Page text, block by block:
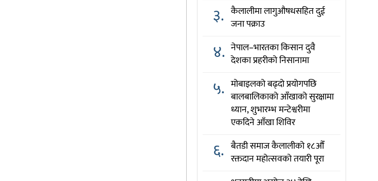
३. कैलालीमा लागुऔषधसहित दुई
जना पक्राउ
४. नेपाल–भारतका किसान दुवै
देशका प्रहरीको निसानामा
५. मोबाइलको बढ्दो प्रयोगपछि
बालबालिकाको आँखाको सुरक्षामा
ध्यान, शुभारम्भ मन्टेश्वरीमा
एकदिने आँखा शिविर
६. बैतडी समाज कैलालीको १८औँ
रक्तदान महोत्सवको तयारी पूरा